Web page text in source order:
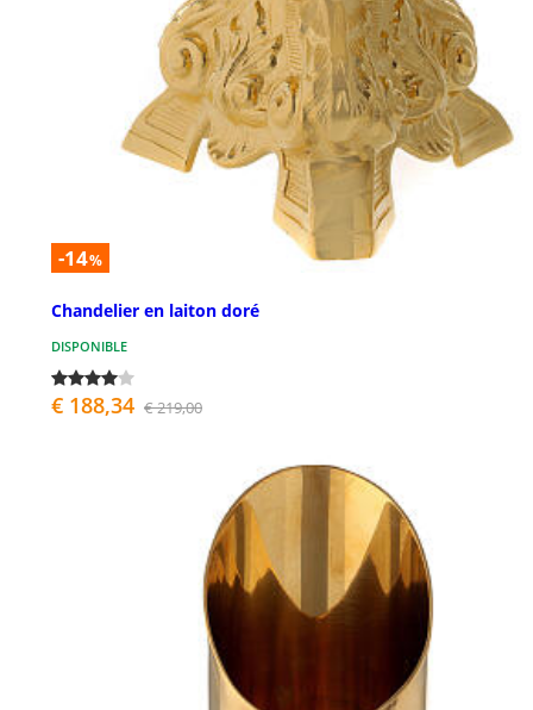
-14%
Chandelier en laiton doré
DISPONIBLE
€ 188,34 € 219,00